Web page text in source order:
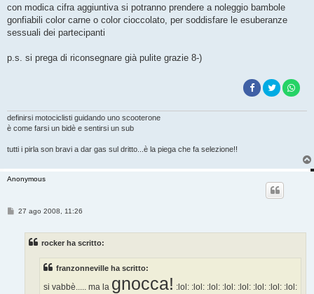
con modica cifra aggiuntiva si potranno prendere a noleggio bambole
gonfiabili color carne o color cioccolato, per soddisfare le esuberanze
sessuali dei partecipanti
p.s. si prega di riconsegnare già pulite grazie 8-)
definirsi motociclisti guidando uno scooterone
è come farsi un bidè e sentirsi un sub
tutti i pirla son bravi a dar gas sul dritto...è la piega che fa selezione!!
Anonymous
M27 ago 2008, 11:26
rocker ha scritto:
franzonneville ha scritto:
si vabbè..... ma la gnocca! :lol: :lol: :lol: :lol: :lol: :lol: :lol: :lol: